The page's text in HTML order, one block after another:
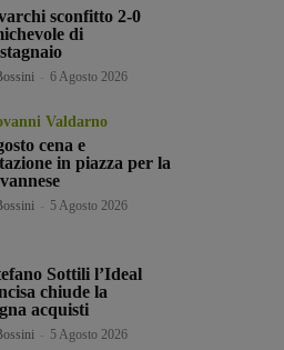
sconfitto 2-0
di
6 Agosto 2026
Valdarno
cena e
in piazza per la
5 Agosto 2026
Sottili l’Ideal
chiude la
acquisti
5 Agosto 2026